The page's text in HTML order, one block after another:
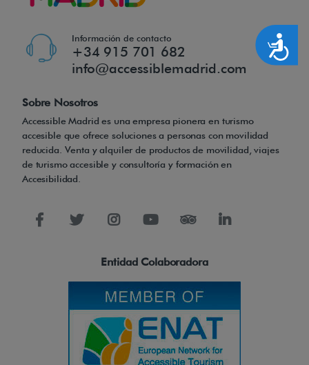
Accesibilidad
Información de contacto
+34 915 701 682
info@accessiblemadrid.com
Sobre Nosotros
Accessible Madrid es una empresa pionera en turismo
accesible que ofrece soluciones a personas con movilidad
reducida. Venta y alquiler de productos de movilidad, viajes
de turismo accesible y consultoría y formación en
Accesibilidad.
Entidad Colaboradora